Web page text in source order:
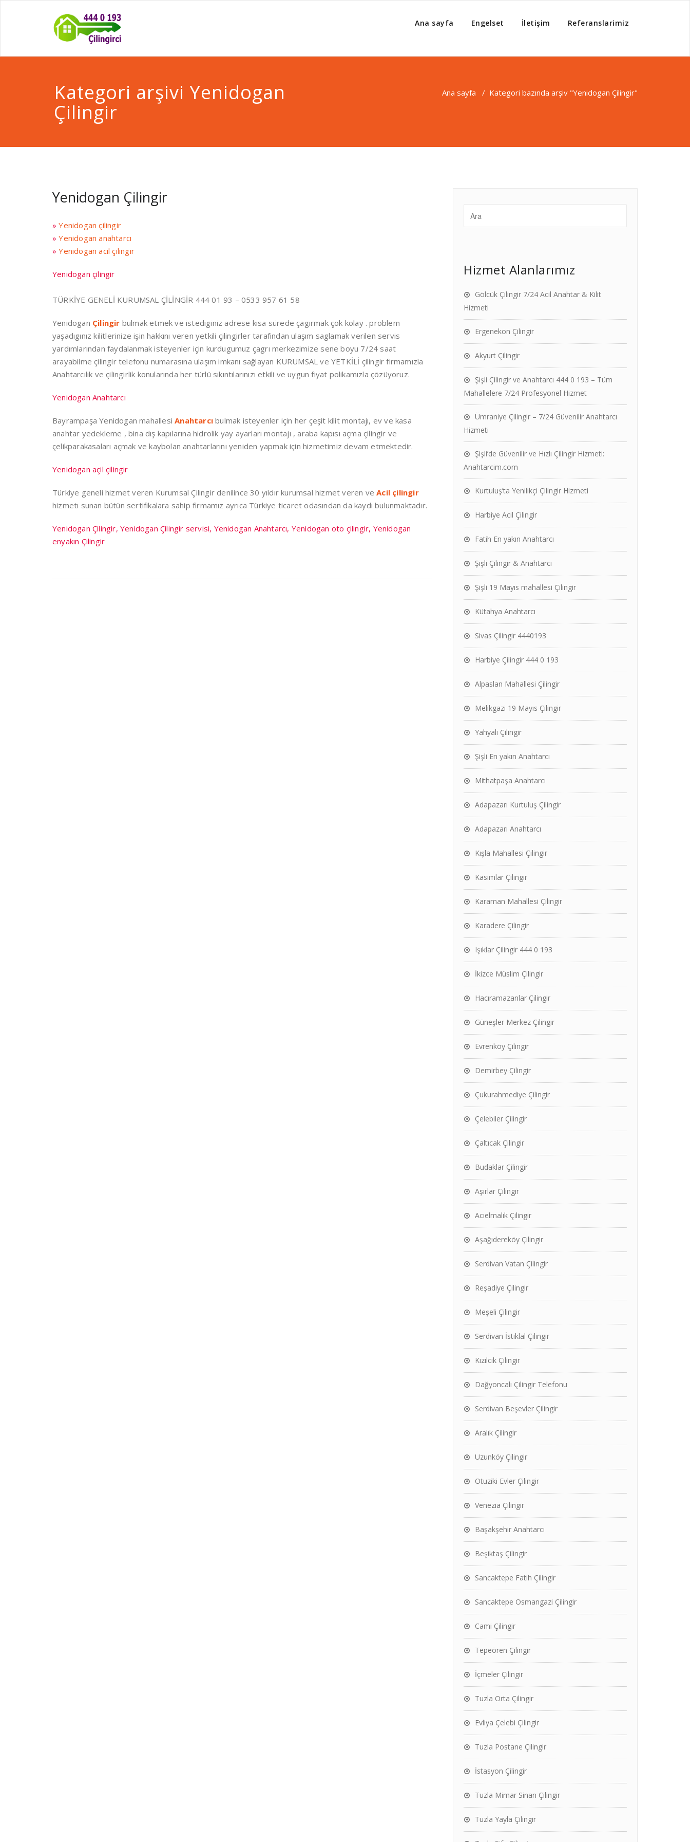
Ana sayfa Engelset İletişim Referanslarimiz
Kategori arşivi Yenidogan
Çilingir
Ana sayfa / Kategori bazında arşiv "Yenidogan Çilingir"
Yenidogan Çilingir
» Yenidogan çilingir
» Yenidogan anahtarcı
» Yenidogan acil çilingir
Yenidogan çilingir
TÜRKİYE GENELİ KURUMSAL ÇİLİNGİR 444 01 93 – 0533 957 61 58
Yenidogan Çilingir bulmak etmek ve istediginiz adrese kısa sürede çagırmak çok kolay . problem
yaşadıgınız kilitlerinize işin hakkını veren yetkili çilingirler tarafından ulaşım saglamak verilen servis
yardımlarından faydalanmak isteyenler için kurdugumuz çagrı merkezimize sene boyu 7/24 saat
arayabilme çilingir telefonu numarasına ulaşım imkanı sağlayan KURUMSAL ve YETKİLİ çilingir firmamızla
Anahtarcılık ve çilingirlik konularında her türlü sıkıntılarınızı etkili ve uygun fiyat polikamızla çözüyoruz.
Yenidogan Anahtarcı
Bayrampaşa Yenidogan mahallesiAnahtarcı bulmak isteyenler için her çeşit kilit montajı, ev ve kasa
anahtar yedekleme , bina dış kapılarına hidrolik yay ayarları montajı , araba kapısı açma çilingir ve
çelikparakasaları açmak ve kaybolan anahtarlarını yeniden yapmak için hizmetimiz devam etmektedir.
Yenidogan açil çilingir
Türkiye geneli hizmet veren Kurumsal Çilingir denilince 30 yıldır kurumsal hizmet veren veAcil çilingir
hizmetı sunan bütün sertifikalara sahip firmamız ayrıca Türkiye ticaret odasından da kaydı bulunmaktadır.
Yenidogan Çilingir, Yenidogan Çilingir servisi, Yenidogan Anahtarcı, Yenidogan oto çilingir, Yenidogan
enyakın Çilingir
Hizmet Alanlarımız
Gölcük Çilingir 7/24 Acil Anahtar & Kilit
Hizmeti
Ergenekon Çilingir
Akyurt Çilingir
Şişli Çilingir ve Anahtarcı 444 0 193 – Tüm
Mahallelere 7/24 Profesyonel Hizmet
Ümraniye Çilingir – 7/24 Güvenilir Anahtarcı
Hizmeti
Şişli’de Güvenilir ve Hızlı Çilingir Hizmeti:
Anahtarcim.com
Kurtuluş’ta Yenilikçi Çilingir Hizmeti
Harbiye Acil Çilingir
Fatih En yakın Anahtarcı
Şişli Çilingir & Anahtarcı
Şişli 19 Mayıs mahallesi Çilingir
Kütahya Anahtarcı
Sivas Çilingir 4440193
Harbiye Çilingir 444 0 193
Alpaslan Mahallesi Çilingir
Melikgazi 19 Mayıs Çilingir
Yahyalı Çilingir
Şişli En yakın Anahtarcı
Mithatpaşa Anahtarcı
Adapazarı Kurtuluş Çilingir
Adapazarı Anahtarcı
Kışla Mahallesi Çilingir
Kasımlar Çilingir
Karaman Mahallesi Çilingir
Karadere Çilingir
Işıklar Çilingir 444 0 193
İkizce Müslim Çilingir
Hacıramazanlar Çilingir
Güneşler Merkez Çilingir
Evrenköy Çilingir
Demirbey Çilingir
Çukurahmediye Çilingir
Çelebiler Çilingir
Çaltıcak Çilingir
Budaklar Çilingir
Aşırlar Çilingir
Acıelmalık Çilingir
Aşağıdereköy Çilingir
Serdivan Vatan Çilingir
Reşadiye Çilingir
Meşeli Çilingir
Serdivan İstiklal Çilingir
Kızılcık Çilingir
Dağyoncalı Çilingir Telefonu
Serdivan Beşevler Çilingir
Aralık Çilingir
Uzunköy Çilingir
Otuziki Evler Çilingir
Venezia Çilingir
Başakşehir Anahtarcı
Beşiktaş Çilingir
Sancaktepe Fatih Çilingir
Sancaktepe Osmangazi Çilingir
Cami Çilingir
Tepeören Çilingir
İçmeler Çilingir
Tuzla Orta Çilingir
Evliya Çelebi Çilingir
Tuzla Postane Çilingir
İstasyon Çilingir
Tuzla Mimar Sinan Çilingir
Tuzla Yayla Çilingir